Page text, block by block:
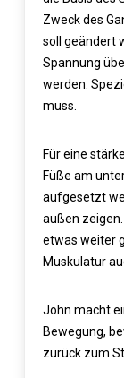
Zweck des
soll geändert
Spannung
werden.
muss.
Für eine
Füße am
aufgesetzt
außen
etwas weiter
Muskulatur
John macht
Bewegung,
zurück zum